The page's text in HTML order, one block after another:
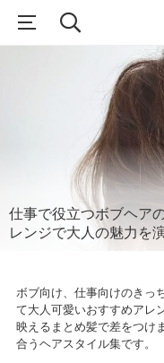
仕事で役立つボブヘア
レンジで大人の魅力を
ボブ向け、仕事向けのきっ
て大人可愛いおすすめアレ
映えるまとめ髪で差をつけ
合うヘアスタイル集です。